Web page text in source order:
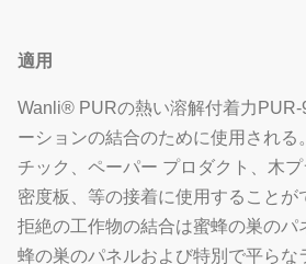
適用
Wanli® PURの熱い溶解付着力
ーションの結合のために使用される
チック、ペーパー プロダクト、木
密度板、等の接着に使用することが
拒絶の工作物の結合は蜜蜂の巣のパ
蜂の巣のパネルおよび特別で平らな